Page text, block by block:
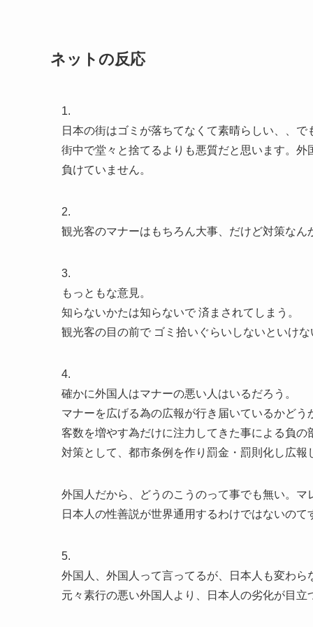
ネットの反応
1.
日本の街はゴミが落ちてなくて素晴らしい、、
街中で堂々と捨てるよりも悪質だと思います。
負けていません。
2.
観光客のマナーはもちろん大事、だけど対策な
3.
もっともな意見。
知らないかたは知らないで 済まされてしまう。
観光客の目の前で ゴミ拾いぐらいしないといけ
4.
確かに外国人はマナーの悪い人はいるだろう。
マナーを広げる為の広報が行き届いているかど
客数を増やす為だけに注力してきた事による負
対策として、都市条例を作り罰金・罰則化し広
外国人だから、どうのこうのって事でも無い。
日本人の性善説が世界通用するわけではないのて
5.
外国人、外国人って言ってるが、日本人も変わら
元々素行の悪い外国人より、日本人の劣化が目立